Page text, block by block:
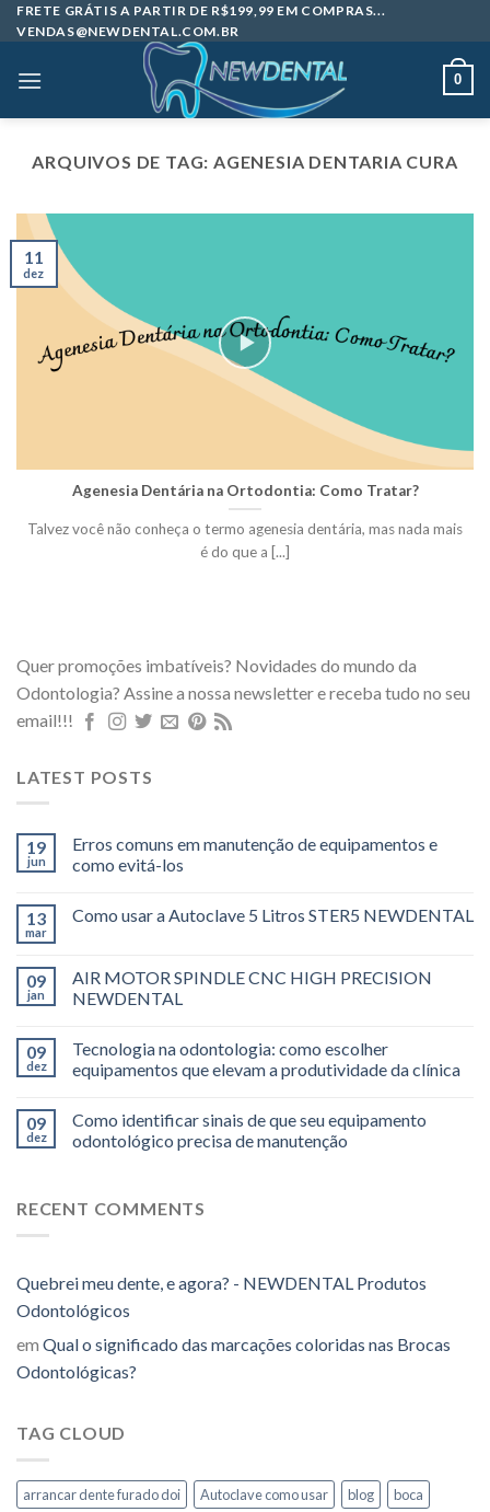
Skip
to
FRETE GRÁTIS A PARTIR DE R$199,99 EM COMPRAS...
VENDAS@NEWDENTAL.COM.BR
0
ARQUIVOS DE TAG: AGENESIA DENTARIA CURA
Agenesia Dentária na Ortodontia: Como Tratar?
Talvez você não conheça o termo agenesia dentária, mas nada mais
é do que a [...]
11
dez
Quer promoções imbatíveis? Novidades do mundo da
Odontologia? Assine a nossa newsletter e receba tudo no seu
email!!!
LATEST POSTS
19
jun
Erros comuns em manutenção de equipamentos e
como evitá-los
13
mar
Como usar a Autoclave 5 Litros STER5 NEWDENTAL
09
jan
AIR MOTOR SPINDLE CNC HIGH PRECISION
NEWDENTAL
09
dez
Tecnologia na odontologia: como escolher
equipamentos que elevam a produtividade da clínica
09
dez
Como identificar sinais de que seu equipamento
odontológico precisa de manutenção
RECENT COMMENTS
Quebrei meu dente, e agora? - NEWDENTAL Produtos
Odontológicos
em Qual o significado das marcações coloridas nas Brocas
Odontológicas?
TAG CLOUD
arrancar dente furado doi Autoclave como usar blog
boca